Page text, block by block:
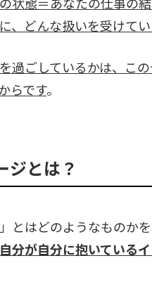
、どんな扱いを受けて
過ごしているかは、こ
らです。
ジとは？
とはどのようなものかを
自分が自分に抱いている